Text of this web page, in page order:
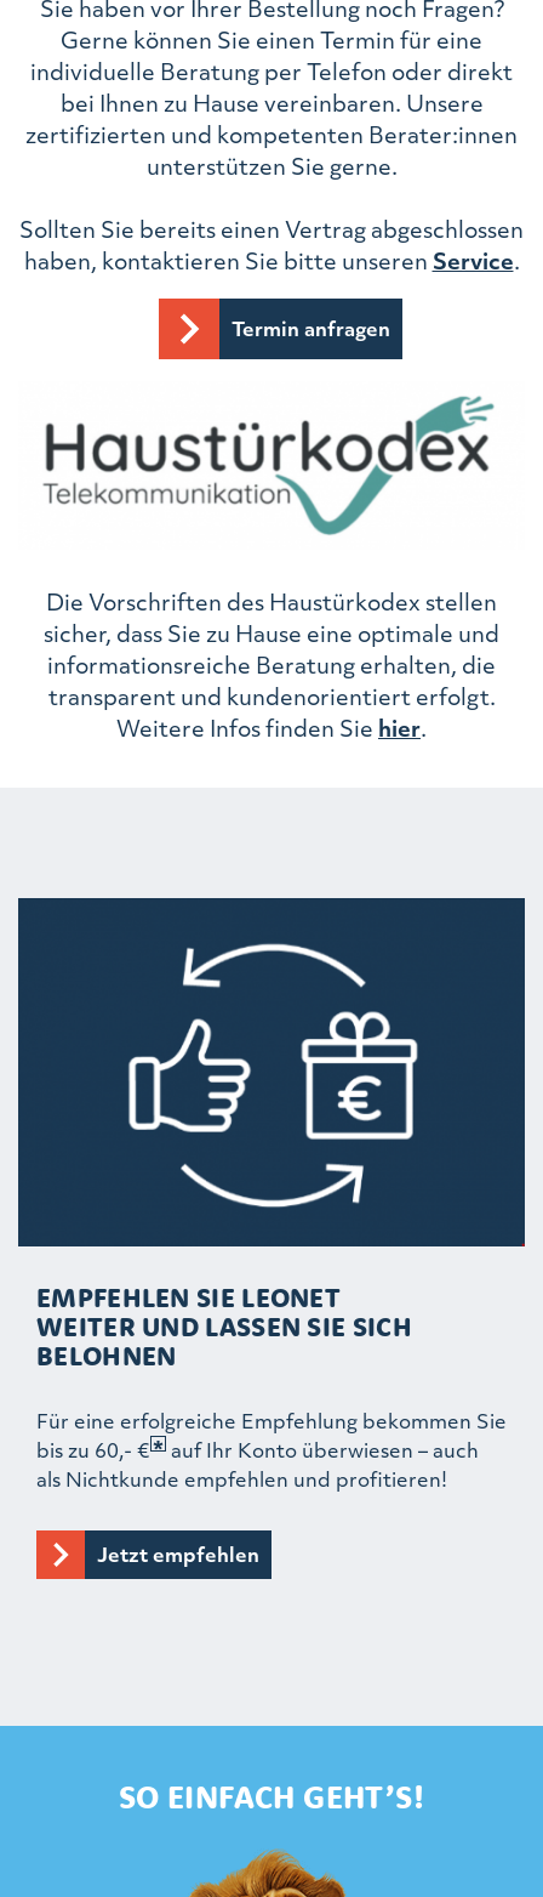
Sie haben vor Ihrer Bestellung noch Fragen?
Gerne können Sie einen Termin für eine
individuelle Beratung per Telefon oder direkt
bei Ihnen zu Hause vereinbaren. Unsere
zertifizierten und kompetenten Berater:innen
unterstützen Sie gerne.
Sollten Sie bereits einen Vertrag abgeschlossen
haben, kontaktieren Sie bitte unseren Service.
Termin anfragen
Die Vorschriften des Haustürkodex stellen
sicher, dass Sie zu Hause eine optimale und
informationsreiche Beratung erhalten, die
transparent und kundenorientiert erfolgt.
Weitere Infos finden Sie hier.
EMPFEHLEN SIE LEONET
WEITER UND LASSEN SIE SICH
BELOHNEN
Für eine erfolgreiche Empfehlung bekommen Sie
bis zu 60,- €
auf Ihr Konto überwiesen – auch
als Nichtkunde empfehlen und profitieren!
Jetzt empfehlen
SO EINFACH GEHT’S!